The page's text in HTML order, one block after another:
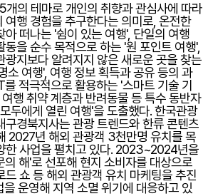
개의 테마로 개인의 취향과 관심사에 따라
여행 경험을 추구한다는 의미로, 온전한
아 떠나는 '쉼이 있는 여행', 단일의 여행
동을 순수 목적으로 하는 '원 포인트 여행',
광지보다 알려지지 않은 새로운 곳을 찾는
소 여행', 여행 정보 획득과 공유 등의 과
를 적극적으로 활용하는 '스마트 기술 기
여행 취약 계층과 반려동물 등 특수 동반자
두에게 열린 여행'을 도출했다. 한국관광
구경북지사는 관광 트렌드와 한류 콘텐츠
2027년 해외 관광객 3천만명 유치를 목
한 사업을 펼치고 있다. 2023~2024년을
의 해'로 선포해 현지 소비자를 대상으로
드 쇼 등 해외 관광객 유치 마케팅을 추진
운영해 지역 소멸 위기에 대응하고 있